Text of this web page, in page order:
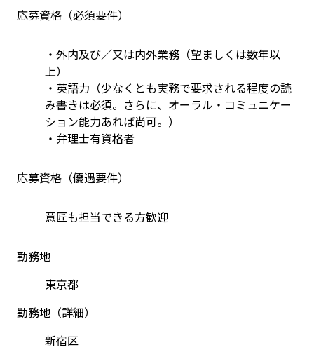
応募資格（必須要件）
・外内及び／又は内外業務（望ましくは数年以
上）
・英語力（少なくとも実務で要求される程度の読
み書きは必須。さらに、オーラル・コミュニケー
ション能力あれば尚可。）
・弁理士有資格者
応募資格（優遇要件）
意匠も担当できる方歓迎
勤務地
東京都
勤務地（詳細）
新宿区